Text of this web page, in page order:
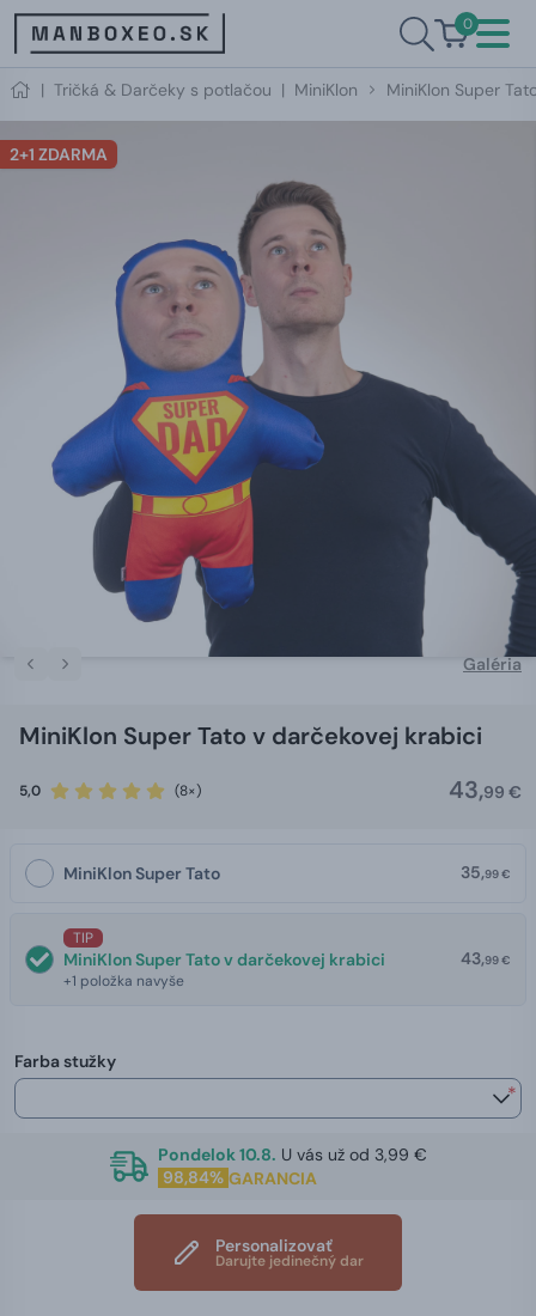
0
| Tričká & Darčeky s potlačou | MiniKlon MiniKlon Super
2+1 ZDARMA
Galéria
MiniKlon Super Tato v darčekovej krabici
5,0 (8×) 43,99 €
MiniKlon Super Tato 35,99 €
TIP
MiniKlon Super Tato v darčekovej krabici
+1 položka navyše
43,99 €
Farba stužky
*
Pondelok 10.8. U vás už od 3,99 €
98,84% GARANCIA
Personalizovať
Darujte jedinečný dar